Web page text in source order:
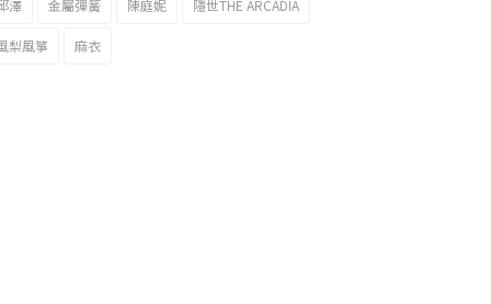
澤 金屬彈簧 陳庭妮 隱世THE ARCADIA
梨風箏 麻衣